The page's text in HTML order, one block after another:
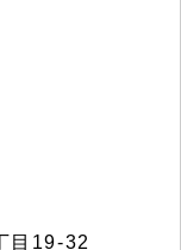
目19-32